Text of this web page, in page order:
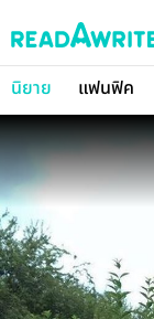
นิยาย แฟนฟิค